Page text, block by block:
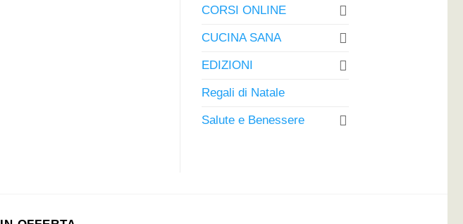
CORSI ONLINE
CUCINA SANA
EDIZIONI
Regali di Natale
Salute e Benessere